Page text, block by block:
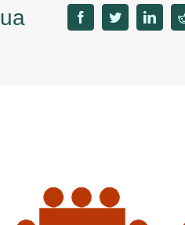
facebooktwitter